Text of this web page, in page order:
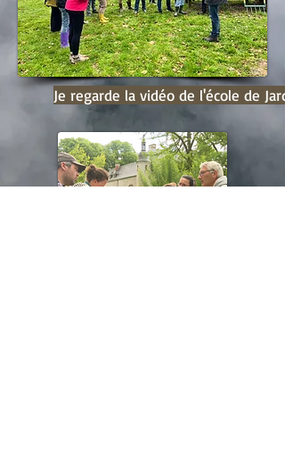
Je regarde la vidéo de l'école de